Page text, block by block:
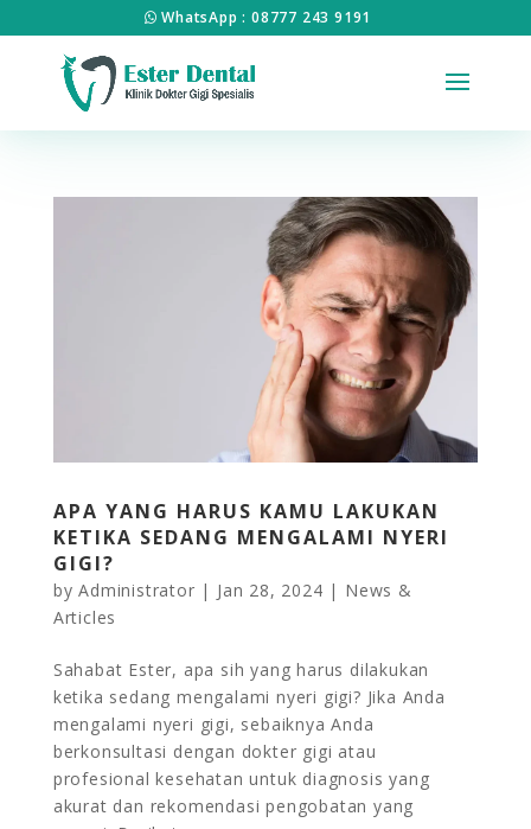
WhatsApp : 08777 243 9191
APA YANG HARUS KAMU LAKUKAN
KETIKA SEDANG MENGALAMI NYERI
GIGI?
byAdministrator | Jan 28, 2024 | News &
Articles
Sahabat Ester, apa sih yang harus dilakukan
ketika sedang mengalami nyeri gigi? Jika Anda
mengalami nyeri gigi, sebaiknya Anda
berkonsultasi dengan dokter gigi atau
profesional kesehatan untuk diagnosis yang
akurat dan rekomendasi pengobatan yang